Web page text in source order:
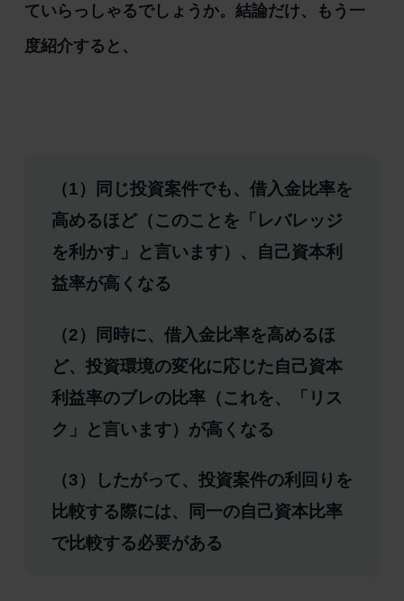
ていらっしゃるでしょうか。結論だけ、もう一
度紹介すると、
（1）同じ投資案件でも、借入金比率を
高めるほど（このことを「レバレッジ
を利かす」と言います）、自己資本利
益率が高くなる
（2）同時に、借入金比率を高めるほ
ど、投資環境の変化に応じた自己資本
利益率のブレの比率（これを、「リス
ク」と言います）が高くなる
（3）したがって、投資案件の利回りを
比較する際には、同一の自己資本比率
で比較する必要がある